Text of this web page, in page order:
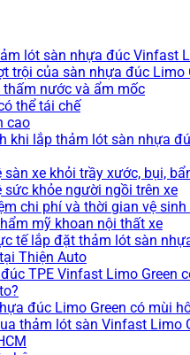
lót sàn nhựa đúc Vinfast
trội của sàn nhựa đúc Limo
thấm nước và ẩm mốc
thể tái chế
cao
khi lắp thảm lót sàn nhựa
sàn xe khỏi trầy xước, bụi,
sức khỏe người ngồi trên xe
chi phí và thời gian vệ
mỹ khoan nội thất xe
tế lắp đặt thảm lót sàn
Thiện Auto
TPE Vinfast Limo Green
đúc Limo Green có mùi
thảm lót sàn Vinfast Limo